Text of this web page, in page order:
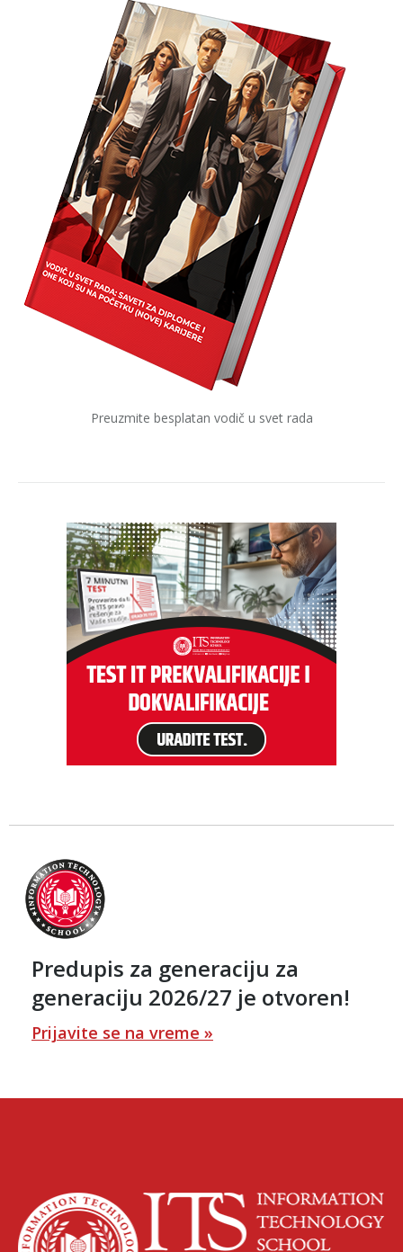
Preuzmite besplatan vodič u svet rada
Predupis za generaciju za
generaciju 2026/27 je otvoren!
Prijavite se na vreme »